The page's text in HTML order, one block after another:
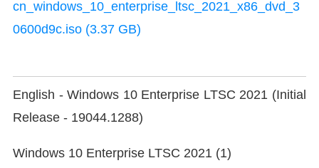
cn_windows_10_enterprise_ltsc_2021_x86_dvd_3
0600d9c.iso (3.37 GB)
English - Windows 10 Enterprise LTSC 2021 (Initial
Release - 19044.1288)
Windows 10 Enterprise LTSC 2021 (1)